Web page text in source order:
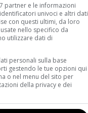
partner e le informazioni
univoci e altri dati
con questi ultimi, da loro
nello specifico da
utilizzare dati di
personali sulla base
gestendo le tue opzioni qui
o nel menu del sito per
della privacy e dei